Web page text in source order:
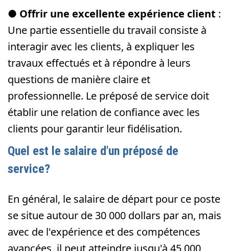
● Offrir une excellente expérience client :
Une partie essentielle du travail consiste à
interagir avec les clients, à expliquer les
travaux effectués et à répondre à leurs
questions de manière claire et
professionnelle. Le préposé de service doit
établir une relation de confiance avec les
clients pour garantir leur fidélisation.
Quel est le salaire d'un préposé de
service?
En général, le salaire de départ pour ce poste
se situe autour de 30 000 dollars par an, mais
avec de l'expérience et des compétences